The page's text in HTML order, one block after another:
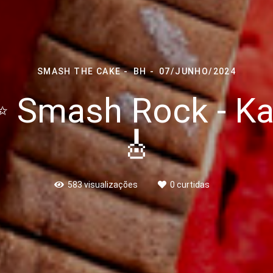
SMASH THE CAKE BH 07/JUNHO/2024
Smash Rock -
🎸
583visualizações 0 curtidas